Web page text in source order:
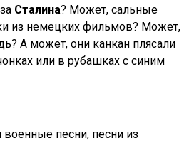
Сталина? Может, сальные
из немецких фильмов? Может,
А может, они канкан плясали
или в рубашках с синим
военные песни, песни из